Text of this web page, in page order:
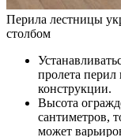
Перила лестницы
столбом
пролета
конструкции.
Высота
сантиметров,
может